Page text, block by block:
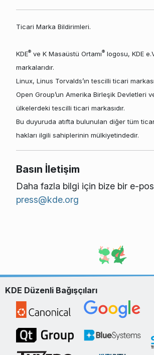
Ticari Marka Bildirimleri.
KDE®ve K Masaüstü Ortamı®logosu, KDE
markalarıdır.
Linux, Linus Torvalds’ın tescilli ticari
Open Group’un Amerika Birleşik Devletleri
ülkelerdeki tescilli ticari markasıdır.
Bu duyuruda atıfta bulunulan diğer tüm
hakları ilgili sahiplerinin mülkiyetindedir.
Basın İletişim
Daha fazla bilgi için bize bir e-
press@kde.org
KDE Düzenli Bağışçıları